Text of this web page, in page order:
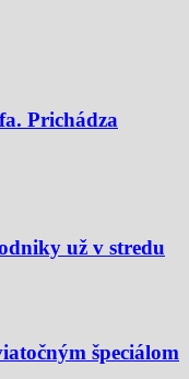
Prichádza
už v stredu
špeciálom